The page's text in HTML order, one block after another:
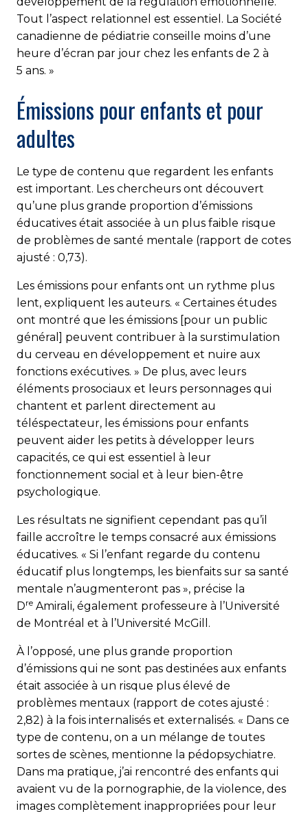
Tout l’aspect relationnel est essentiel. La Société
canadienne de pédiatrie conseille moins d’une
heure d’écran par jour chez les enfants de 2 à
5 ans. »
Émissions pour enfants et pour
adultes
Le type de contenu que regardent les enfants
est important. Les chercheurs ont découvert
qu’une plus grande proportion d’émissions
éducatives était associée à un plus faible risque
de problèmes de santé mentale (rapport de cotes
ajusté : 0,73).
Les émissions pour enfants ont un rythme plus
lent, expliquent les auteurs. « Certaines études
ont montré que les émissions [pour un public
général] peuvent contribuer à la surstimulation
du cerveau en développement et nuire aux
fonctions exécutives. » De plus, avec leurs
éléments prosociaux et leurs personnages qui
chantent et parlent directement au
téléspectateur, les émissions pour enfants
peuvent aider les petits à développer leurs
capacités, ce qui est essentiel à leur
fonctionnement social et à leur bien-être
psychologique.
Les résultats ne signifient cependant pas qu’il
faille accroître le temps consacré aux émissions
éducatives. « Si l’enfant regarde du contenu
éducatif plus longtemps, les bienfaits sur sa santé
mentale n’augmenteront pas », précise la
Dre Amirali, également professeure à l’Université
de Montréal et à l’Université McGill.
À l’opposé, une plus grande proportion
d’émissions qui ne sont pas destinées aux enfants
était associée à un risque plus élevé de
problèmes mentaux (rapport de cotes ajusté :
2,82) à la fois internalisés et externalisés. « Dans ce
type de contenu, on a un mélange de toutes
sortes de scènes, mentionne la pédopsychiatre.
Dans ma pratique, j’ai rencontré des enfants qui
avaient vu de la pornographie, de la violence, des
images complètement inappropriées pour leur